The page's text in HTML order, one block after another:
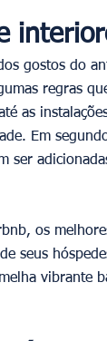
gostos do
regras
as
Em
ser
os
seus
vibrante